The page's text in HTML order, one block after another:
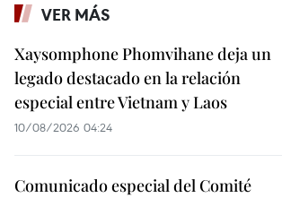
VER MÁS
Xaysomphone Phomvihane deja un
legado destacado en la relación
especial entre Vietnam y Laos
10/08/2026 04:24
Comunicado especial del Comité